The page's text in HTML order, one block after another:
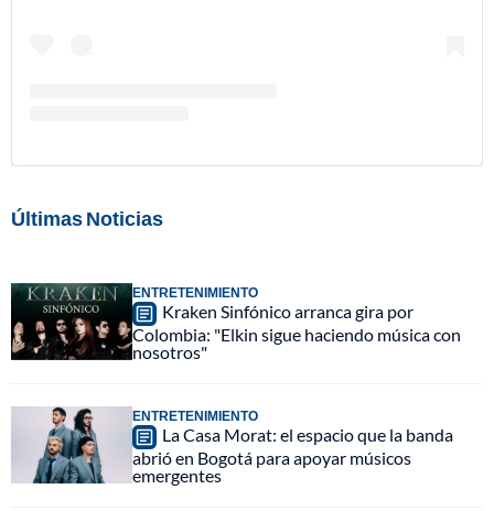
Últimas Noticias
ENTRETENIMIENTO
Kraken Sinfónico arranca gira por
Colombia: "Elkin sigue haciendo música con
nosotros"
ENTRETENIMIENTO
La Casa Morat: el espacio que la banda
abrió en Bogotá para apoyar músicos
emergentes